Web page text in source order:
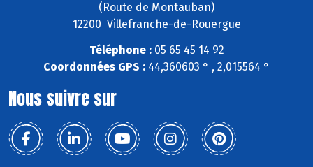
(Route de Montauban)
12200 Villefranche-de-Rouergue
Téléphone :05 65 45 14 92
Coordonnées GPS : 44,360603 ° , 2,015564 °
Nous suivre sur